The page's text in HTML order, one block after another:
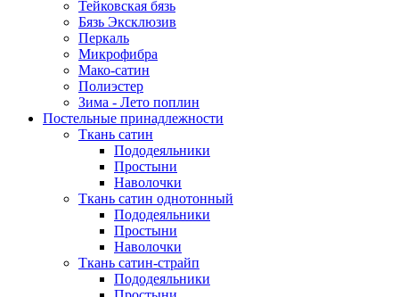
Тейковская бязь
Бязь Эксклюзив
Перкаль
Микрофибра
Мако-сатин
Полиэстер
Зима - Лето поплин
Постельные принадлежности
Ткань сатин
Пододеяльники
Простыни
Наволочки
Ткань сатин однотонный
Пододеяльники
Простыни
Наволочки
Ткань сатин-страйп
Пододеяльники